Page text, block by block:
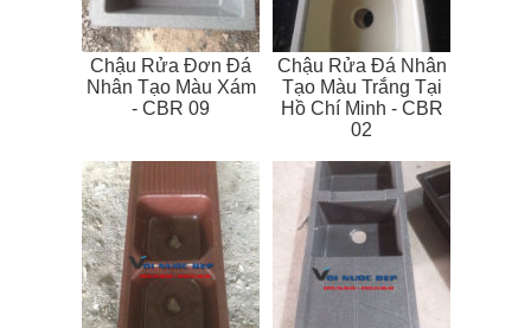
Chậu Rửa Đơn Đá
Nhân Tạo Màu Xám
- CBR 09
Chậu Rửa Đá Nhân
Tạo Màu Trắng Tại
Hồ Chí Minh - CBR
02